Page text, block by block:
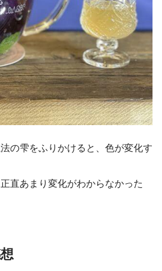
の雫をふりかけると、色が変化す
直あまり変化がわからなかった